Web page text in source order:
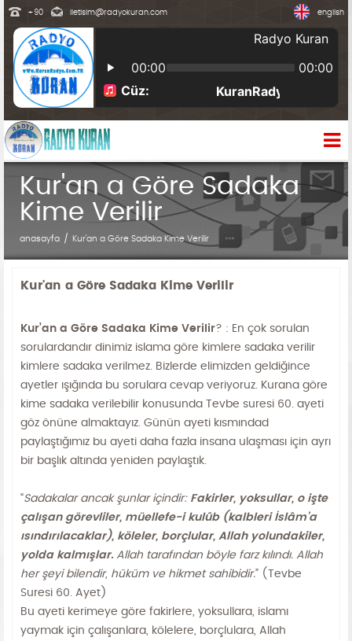
+90 iletisim@radyokuran.com english
Kur'an a Göre Sadaka
Kime Verilir
anasayfa Kur'an a Göre Sadaka Kime Verilir
Kur'an a Göre Sadaka Kime Verilir
Kur’an a Göre Sadaka Kime Verilir? : En çok sorulan
sorulardandır dinimiz islama göre kimlere sadaka verilir
kimlere sadaka verilmez. Bizlerde elimizden geldiğince
ayetler ışığında bu sorulara cevap veriyoruz. Kurana göre
kime sadaka verilebilir konusunda Tevbe suresi 60. ayeti
göz önüne almaktayız. Günün ayeti kısmındad
paylaştığımız bu ayeti daha fazla insana ulaşması için ayrı
bir başlık altında yeniden paylaştık.
“Sadakalar ancak şunlar içindir: Fakirler, yoksullar, o işte
çalışan görevliler, müellefe-i kulûb (kalbleri İslâm’a
ısındırılacaklar), köleler, borçlular, Allah yolundakiler,
yolda kalmışlar. Allah tarafından böyle farz kılındı. Allah
her şeyi bilendir, hüküm ve hikmet sahibidir.” (Tevbe
Suresi 60. Ayet)
Bu ayeti kerimeye göre fakirlere, yoksullara, islamı
yaymak için çalışanlara, kölelere, borçlulara, Allah